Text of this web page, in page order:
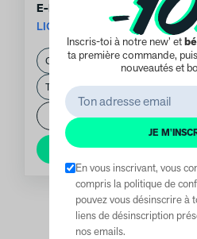
E-LIQUIDE PECHE LIQUIDEO
LIQUIDEO EVOLUTION
1
Ajouter au panier
Inscris-toi à notre new’ et
ta première commande,
nouveautés et
JE
En vous inscrivant, vous
compris la politique de
pouvez vous désinscrire à
liens de désinscription
nos emails.